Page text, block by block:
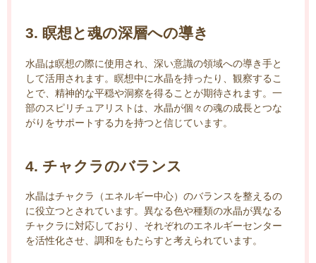
3. 瞑想と魂の深層への導き
水晶は瞑想の際に使用され、深い意識の領域への導き手と
して活用されます。瞑想中に水晶を持ったり、観察するこ
とで、精神的な平穏や洞察を得ることが期待されます。一
部のスピリチュアリストは、水晶が個々の魂の成長とつな
がりをサポートする力を持つと信じています。
4. チャクラのバランス
水晶はチャクラ（エネルギー中心）のバランスを整えるの
に役立つとされています。異なる色や種類の水晶が異なる
チャクラに対応しており、それぞれのエネルギーセンター
を活性化させ、調和をもたらすと考えられています。